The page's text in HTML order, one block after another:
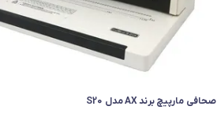
صحافی مارپیچ برند AX مدل S20